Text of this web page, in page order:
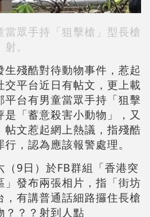
當眾手持「狙擊槍」型長槍
射。
生殘酷對待動物事件，惹起
平台近日有帖文，更上載
台有男童當眾手持「狙擊
「蓄意殺害小動物」，又
帖文惹起網上熱議，指殘酷
，認為應該報警處理。
9日）於FB群組「香港突
」發布兩張相片，指「街坊
，有講普通話細路攞住長槍
？？？射到人點